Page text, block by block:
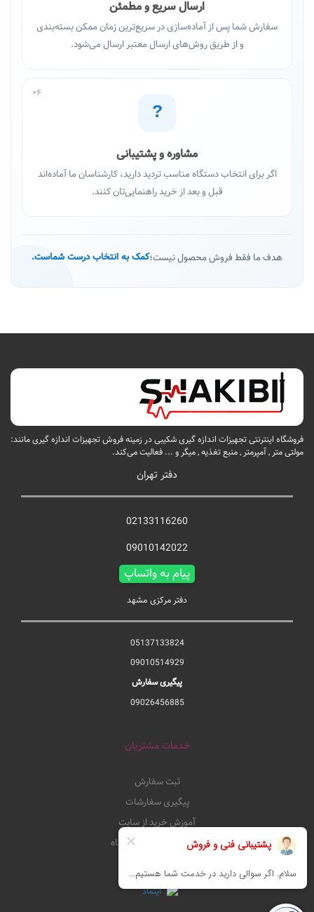
ارسال سریع و مطمئن
سفارش شما پس از آماده‌سازی در سریع‌ترین زمان ممکن بسته‌بندی
و از طریق روش‌های ارسال معتبر ارسال می‌شود.
04
?
مشاوره و پشتیبانی
اگر برای انتخاب دستگاه مناسب تردید دارید، کارشناسان ما آماده‌اند
قبل و بعد از خرید راهنمایی‌تان کنند.
هدف ما فقط فروش محصول نیست؛کمک به انتخاب درست شماست.
فروشگاه اینترنتی تجهیزات اندازه گیری شکیبی در زمینه فروش تجهیزات اندازه گیری مانند:
مولتی متر , آمپرمتر , منبع تغذیه , میگر و ... فعالیت می‌کند.
دفتر تهران
02133116260
09010142022
پیام به واتساپ
دفتر مرکزی مشهد
05137133824
09010514929
پیگیری سفارش
09026456885
خدمات مشتریان
ثبت سفارش
پیگیری سفارشات
آموزش خرید از سایت
قوانین و مقررات فروشگاه